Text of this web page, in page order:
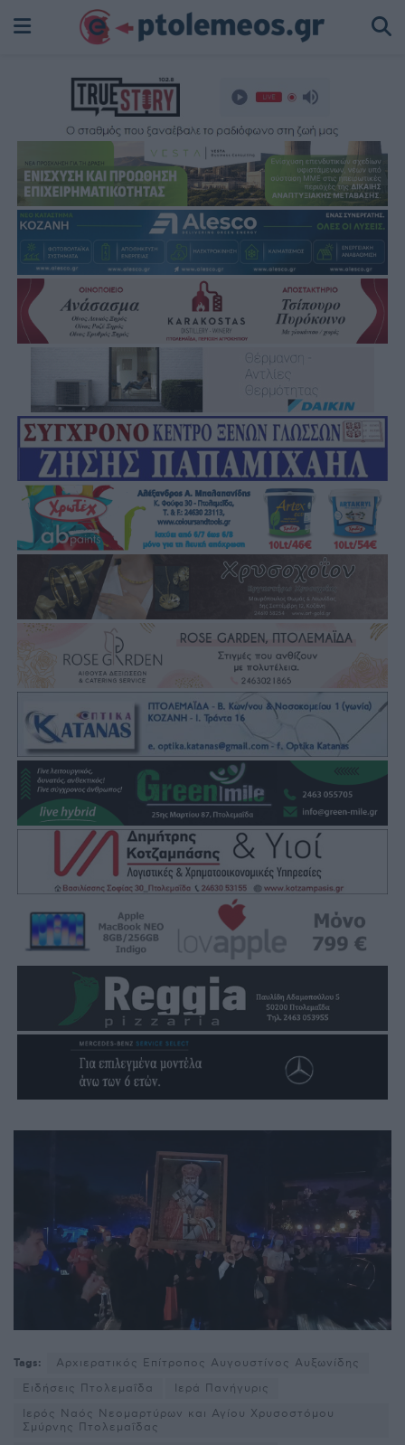
Tags:
Αρχιερατικός Επίτροπος Αυγουστίνος Αυξωνίδης
Ειδήσεις Πτολεμαΐδα
Ιερά Πανήγυρις
Ιερός Ναός Νεομαρτύρων και Αγίου Χρυσοστόμου
Σμύρνης Πτολεμαΐδας